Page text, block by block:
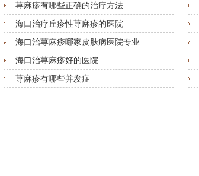
荨麻疹有哪些正确的治疗方法
海口治疗丘疹性荨麻疹的医院
海口治荨麻疹哪家皮肤病医院专业
海口治荨麻疹好的医院
荨麻疹有哪些并发症